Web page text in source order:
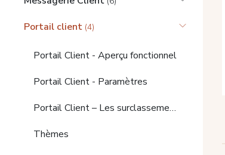
Portail client (4)
Portail Client - Aperçu fonctionnel
Portail Client - Paramètres
Portail Client – Les surclassements
Thèmes